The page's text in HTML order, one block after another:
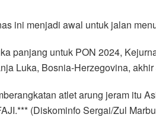
ini menjadi awal untuk jalan
panjang untuk PON 2024,
Luka, Bosnia-Herzegovina,
atlet arung jeram itu
(Diskominfo Sergai/Zul